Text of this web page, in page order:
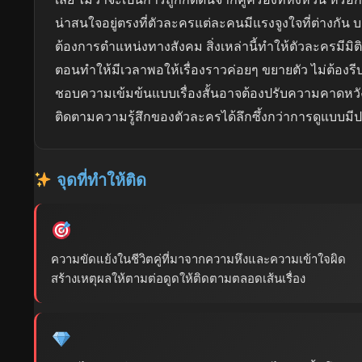
น่าสนใจอยู่ตรงที่ตัวละครแต่ละคนมีแรงจูงใจที่ต่างกัน
ต้องการตำแหน่งทางสังคม สิ่งเหล่านี้ทำให้ตัวละครมีมิ
ตอนทำให้มีเวลาพอให้เรื่องราวค่อยๆ ขยายตัว ไม่ต้อ
ชอบความเข้มข้นแบบเรื่องสั้นอาจต้องปรับความคาดห
ติดตามความรู้สึกของตัวละครได้ลึกซึ้งกว่าการดูแบบมี
จุดที่ทำให้ติด
ความขัดแย้งในชีวิตคู่ที่มาจากความหึงและความเข้าใจผิด
สร้างเหตุผลให้ตามต่อดูดให้ติดตามตลอดเส้นเรื่อง